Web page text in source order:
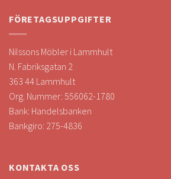
FÖRETAGSUPPGIFTER
Nilssons Möbler i Lammhult
N. Fabriksgatan 2
363 44 Lammhult
Org. Nummer: 556062-1780
Bank: Handelsbanken
Bankgiro: 275-4836
KONTAKTA OSS